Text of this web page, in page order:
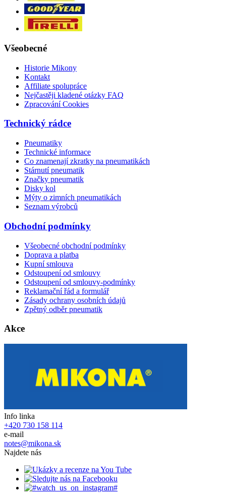
Všeobecné
Historie Mikony
Kontakt
Affiliate spolupráce
Nejčastěji kladené otázky FAQ
Zpracování Cookies
Technický rádce
Pneumatiky
Technické informace
Co znamenají zkratky na pneumatikách
Stárnutí pneumatik
Značky pneumatik
Disky kol
Mýty o zimních pneumatikách
Seznam výrobců
Obchodní podmínky
Všeobecné obchodní podmínky
Doprava a platba
Kupní smlouva
Odstoupení od smlouvy
Odstoupení od smlouvy-podmínky
Reklamační řád a formulář
Zásady ochrany osobních údajů
Zpětný odběr pneumatik
Akce
Info linka
+420 730 158 114
e-mail
notes@mikona.sk
Najdete nás